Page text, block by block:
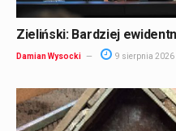
Zieliński: Bardziej
Damian Wysocki 9 sierpnia 2026